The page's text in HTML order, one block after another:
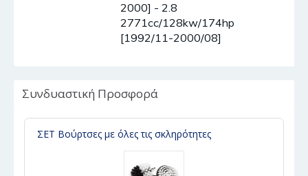
2000] - 2.8
2771cc/128kw/174hp
[1992/11-2000/08]
Συνδυαστική Προσφορά
ΣΕΤ Βούρτσες με όλες τις σκληρότητες